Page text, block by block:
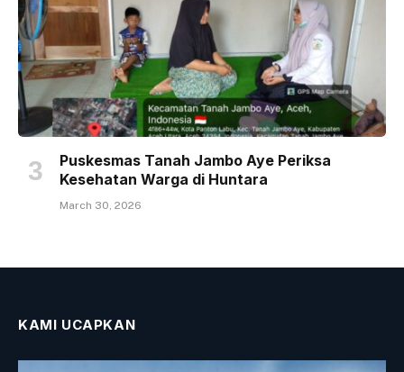
Puskesmas Tanah Jambo Aye Periksa
Kesehatan Warga di Huntara
March 30, 2026
KAMI UCAPKAN